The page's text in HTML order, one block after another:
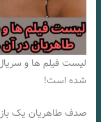
لیست فیلم ها و
شده است!